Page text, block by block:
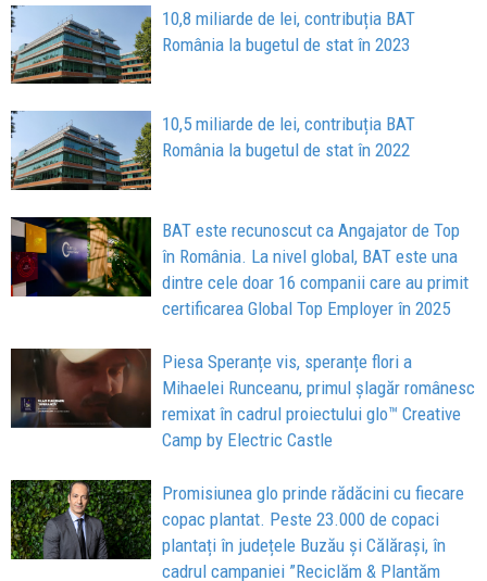
10,8 miliarde de lei, contribuția BAT
România la bugetul de stat în 2023
10,5 miliarde de lei, contribuția BAT
România la bugetul de stat în 2022
BAT este recunoscut ca Angajator de Top
în România. La nivel global, BAT este una
dintre cele doar 16 companii care au primit
certificarea Global Top Employer în 2025
Piesa Speranțe vis, speranțe flori a
Mihaelei Runceanu, primul șlagăr românesc
remixat în cadrul proiectului glo™ Creative
Camp by Electric Castle
Promisiunea glo prinde rădăcini cu fiecare
copac plantat. Peste 23.000 de copaci
plantați în județele Buzău și Călărași, în
cadrul campaniei ”Reciclăm & Plantăm